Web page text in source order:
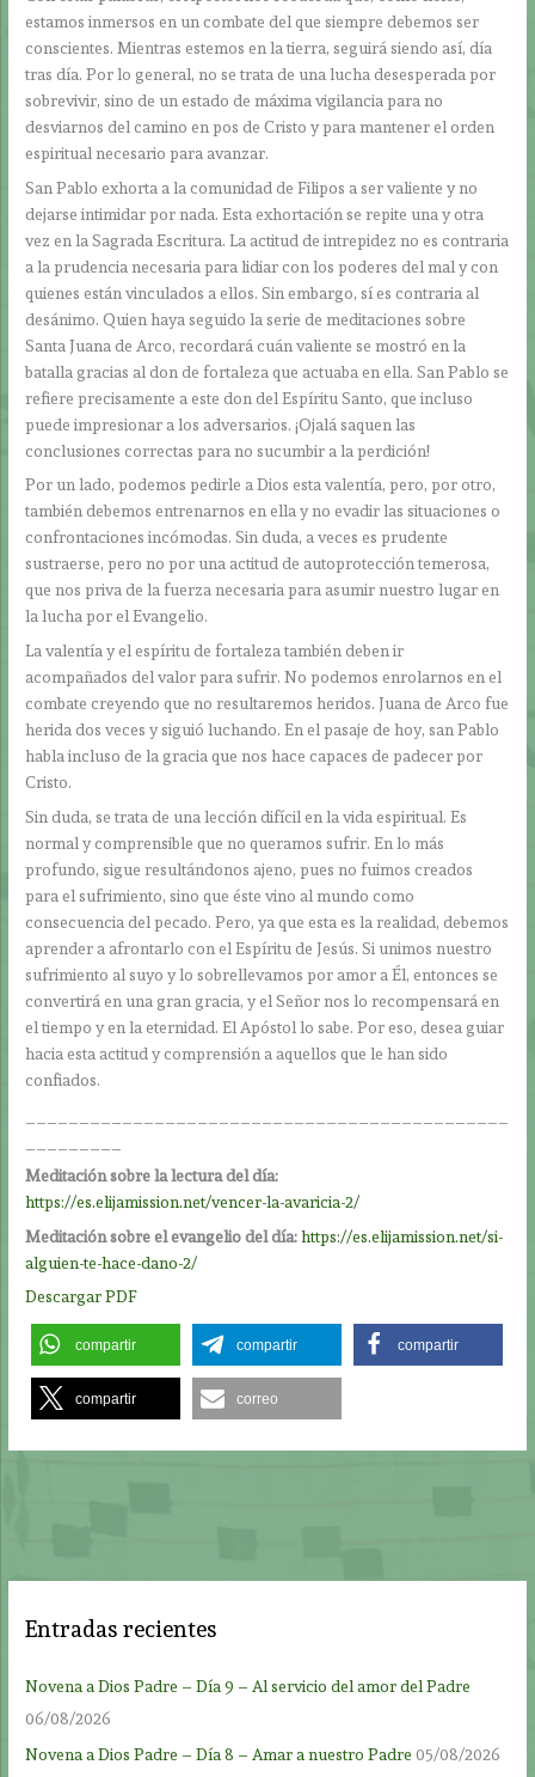
estamos inmersos en un combate del que siempre debemos ser
conscientes. Mientras estemos en la tierra, seguirá siendo así, día
tras día. Por lo general, no se trata de una lucha desesperada por
sobrevivir, sino de un estado de máxima vigilancia para no
desviarnos del camino en pos de Cristo y para mantener el orden
espiritual necesario para avanzar.
San Pablo exhorta a la comunidad de Filipos a ser valiente y no
dejarse intimidar por nada. Esta exhortación se repite una y otra
vez en la Sagrada Escritura. La actitud de intrepidez no es contraria
a la prudencia necesaria para lidiar con los poderes del mal y con
quienes están vinculados a ellos. Sin embargo, sí es contraria al
desánimo. Quien haya seguido la serie de meditaciones sobre
Santa Juana de Arco, recordará cuán valiente se mostró en la
batalla gracias al don de fortaleza que actuaba en ella. San Pablo se
refiere precisamente a este don del Espíritu Santo, que incluso
puede impresionar a los adversarios. ¡Ojalá saquen las
conclusiones correctas para no sucumbir a la perdición!
Por un lado, podemos pedirle a Dios esta valentía, pero, por otro,
también debemos entrenarnos en ella y no evadir las situaciones o
confrontaciones incómodas. Sin duda, a veces es prudente
sustraerse, pero no por una actitud de autoprotección temerosa,
que nos priva de la fuerza necesaria para asumir nuestro lugar en
la lucha por el Evangelio.
La valentía y el espíritu de fortaleza también deben ir
acompañados del valor para sufrir. No podemos enrolarnos en el
combate creyendo que no resultaremos heridos. Juana de Arco fue
herida dos veces y siguió luchando. En el pasaje de hoy, san Pablo
habla incluso de la gracia que nos hace capaces de padecer por
Cristo.
Sin duda, se trata de una lección difícil en la vida espiritual. Es
normal y comprensible que no queramos sufrir. En lo más
profundo, sigue resultándonos ajeno, pues no fuimos creados
para el sufrimiento, sino que éste vino al mundo como
consecuencia del pecado. Pero, ya que esta es la realidad, debemos
aprender a afrontarlo con el Espíritu de Jesús. Si unimos nuestro
sufrimiento al suyo y lo sobrellevamos por amor a Él, entonces se
convertirá en una gran gracia, y el Señor nos lo recompensará en
el tiempo y en la eternidad. El Apóstol lo sabe. Por eso, desea guiar
hacia esta actitud y comprensión a aquellos que le han sido
confiados.
Meditación sobre la lectura del día:
https://es.elijamission.net/vencer-la-avaricia-2/
Meditación sobre el evangelio del día:https://es.elijamission.net/si-
alguien-te-hace-dano-2/
Descargar PDF
compartir compartir compartir
compartir correo
Entradas recientes
Novena a Dios Padre – Día 9 – Al servicio del amor del Padre
06/08/2026
Novena a Dios Padre – Día 8 – Amar a nuestro Padre 05/08/2026